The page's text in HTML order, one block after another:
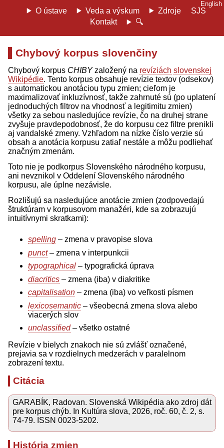
English
O ústave Veda a výskum Zdroje
SJS
Kontakt
🔍
Chybový korpus slovenčiny
Chybový korpus CHIBYzaložený na revíziách slovenskej
Wikipédie. Tento korpus obsahuje revízie textov (odsekov)
s automatickou anotáciou typu zmien; cieľom je
maximalizovať inkluzívnosť, takže zahrnuté sú (po uplatení
jednoduchých filtrov na vhodnosť a legitimitu zmien)
všetky za sebou nasledujúce revízie, čo na druhej strane
zvyšuje pravdepodobnosť, že do korpusu cez filtre prenikli
aj vandalské zmeny. Vzhľadom na nízke číslo verzie sú
obsah a anotácia korpusu zatiaľ nestále a môžu podliehať
značným zmenám.
Toto nie je podkorpus Slovenského národného korpusu,
ani nevznikol v Oddelení Slovenského národného
korpusu, ale úplne nezávisle.
Rozlišujú sa nasledujúce anotácie zmien (zodpovedajú
štruktúram v korpusovom manažéri, kde sa zobrazujú
intuitívnymi skratkami):
spelling – zmena v pravopise slova
punct– zmena v interpunkcii
typographical – typografická úprava
diacritics – zmena (iba) v diakritike
capitalisation – zmena (iba) vo veľkosti písmen
lexicosemantic – všeobecná zmena slova alebo
viacerých slov
unclassified– všetko ostatné
Revízie v bielych znakoch nie sú zvlášť označené,
prejavia sa v rozdielnych medzerách v paralelnom
zobrazení textu.
Citácia
GARABÍK, Radovan. Slovenská Wikipédia ako zdroj dát
pre korpus chýb. In Kultúra slova, 2026, roč. 60, č. 2, s.
74-79. ISSN 0023-5202.
História zmien